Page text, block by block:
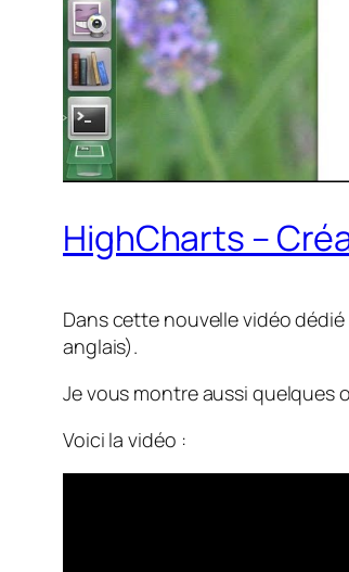
HighCharts –
Dans cette nouvelle vidéo
anglais).
Je vous montre aussi quelques
Voici la vidéo :